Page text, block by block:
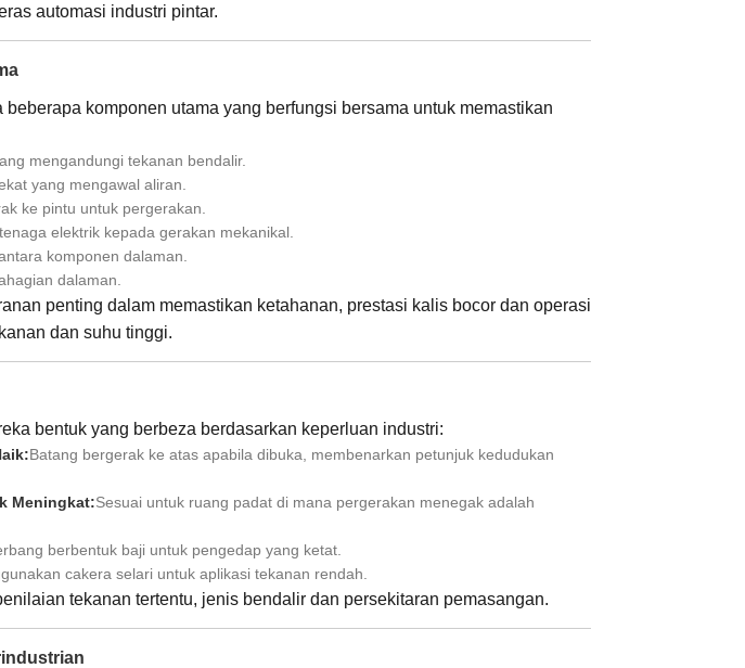
automasi industri pintar.
beberapa komponen utama yang berfungsi bersama untuk memastikan
mengandungi tekanan bendalir.
yang mengawal aliran.
ke pintu untuk pergerakan.
elektrik kepada gerakan mekanikal.
komponen dalaman.
dalaman.
penting dalam memastikan ketahanan, prestasi kalis bocor dan operasi
dan suhu tinggi.
bentuk yang berbeza berdasarkan keperluan industri:
Batang bergerak ke atas apabila dibuka, membenarkan petunjuk kedudukan
Meningkat:Sesuai untuk ruang padat di mana pergerakan menegak adalah
berbentuk baji untuk pengedap yang ketat.
cakera selari untuk aplikasi tekanan rendah.
tekanan tertentu, jenis bendalir dan persekitaran pemasangan.